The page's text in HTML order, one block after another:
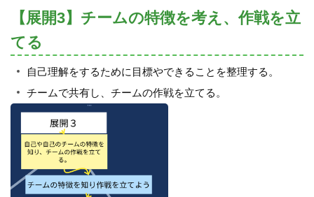
【展開3】チームの特徴を考え、作戦を立
てる
自己理解をするために目標やできることを整理する。
チームで共有し、チームの作戦を立てる。